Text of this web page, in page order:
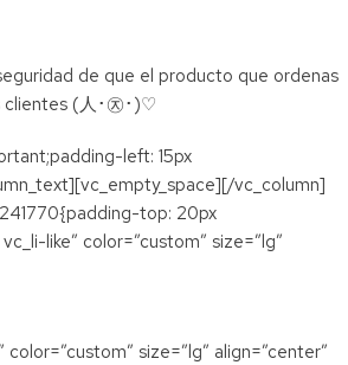
de que el producto que ordenas
clientes (人･㉨･)♡
left: 15px
vc_column]
top: 20px
like” color=”custom” size=”lg”
size=”lg” align=”center”